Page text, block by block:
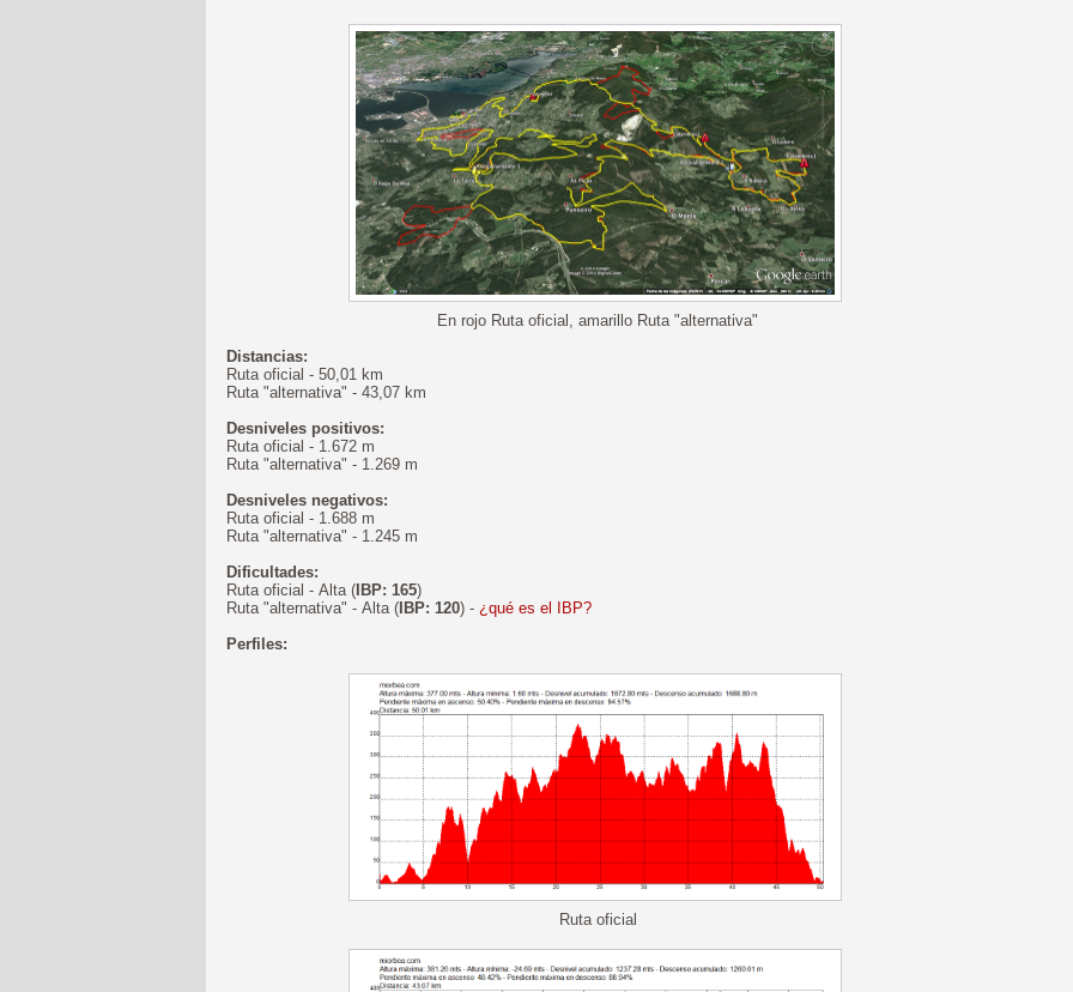
En rojo Ruta oficial, amarillo Ruta "alternativa"
Distancias:
Ruta oficial - 50,01 km
Ruta "alternativa" - 43,07 km
Desniveles positivos:
Ruta oficial - 1.672 m
Ruta "alternativa" - 1.269 m
Desniveles negativos:
Ruta oficial - 1.688 m
Ruta "alternativa" - 1.245 m
Dificultades:
Ruta oficial - Alta ( IBP: 165)
Ruta "alternativa" - Alta ( IBP: 120) - ¿qué es el IBP?
Perfiles:
Ruta oficial